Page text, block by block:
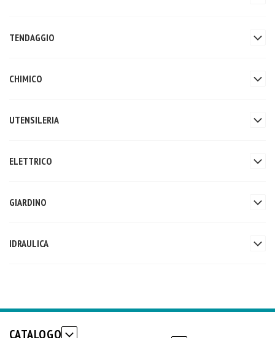
TENDAGGIO
CHIMICO
UTENSILERIA
ELETTRICO
GIARDINO
IDRAULICA
CATALOGO